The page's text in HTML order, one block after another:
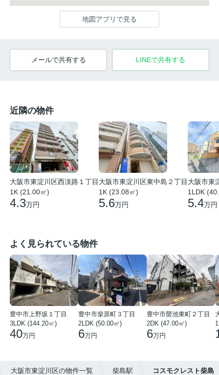
地図アプリで見る
メールで共有する LINEで共有する
近隣の物件
大阪市東淀川区西淡路１丁目
1K (21.00㎡)
4.3万円
大阪市東淀川区東中島２丁目
1K (23.08㎡)
5.6万円
大阪市東
1LDK
5.4万円
よく見られている物件
豊中市上野坂１丁目
3LDK (144.20㎡)
40万円
豊中市柴原町３丁目
2LDK (50.00㎡)
6万円
豊中市螢池東町２丁目
2DK (47.00㎡)
6万円
大阪市東淀川区の物件一覧 柴島駅 コスモクレスト柴島